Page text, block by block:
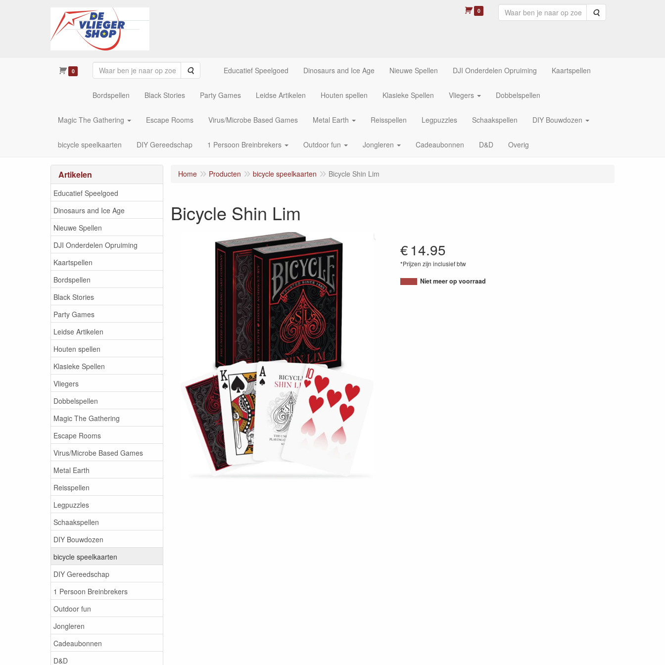
0 Zoeken
0 Zoeken Educatief Speelgoed Dinosaurs and Ice Age Nieuwe Spellen DJI Onderdelen Opruiming Kaartspellen
Bordspellen Black Stories Party Games Leidse Artikelen Houten spellen Klasieke Spellen Vliegers Dobbelspellen
Magic The Gathering Escape Rooms Virus/Microbe Based Games Metal Earth Reisspellen Legpuzzles Schaakspellen DIY Bouwdozen
bicycle speelkaarten DIY Gereedschap 1 Persoon Breinbrekers Outdoor fun Jongleren Cadeaubonnen D&D Overig
Artikelen
Educatief Speelgoed
Dinosaurs and Ice Age
Nieuwe Spellen
DJI Onderdelen Opruiming
Kaartspellen
Bordspellen
Black Stories
Party Games
Leidse Artikelen
Houten spellen
Klasieke Spellen
Vliegers
Dobbelspellen
Magic The Gathering
Escape Rooms
Virus/Microbe Based Games
Metal Earth
Reisspellen
Legpuzzles
Schaakspellen
DIY Bouwdozen
bicycle speelkaarten
DIY Gereedschap
1 Persoon Breinbrekers
Outdoor fun
Jongleren
Cadeaubonnen
D&D
Home Producten bicycle speelkaarten Bicycle Shin Lim
Bicycle Shin Lim
€14.95
*Prijzen zijn inclusief btw
073854094228
Niet meer op voorraad